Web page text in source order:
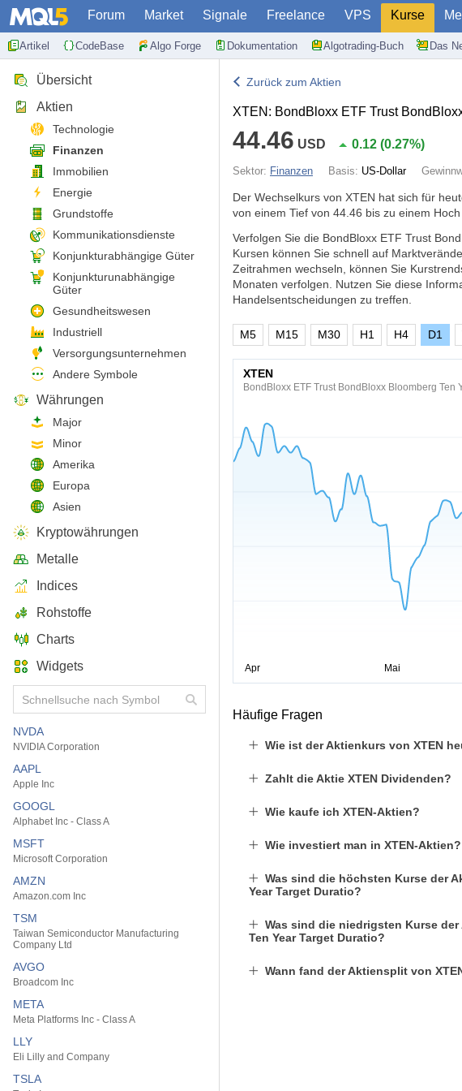
Forum Market Signale Freelance VPS Kurse
Artikel CodeBase Algo Forge Dokumentation Algotrading-Buch Das
Übersicht
Aktien
Technologie
Finanzen
Immobilien
Energie
Grundstoffe
Kommunikationsdienste
Konjunkturabhängige Güter
Konjunkturunabhängige
Güter
Gesundheitswesen
Industriell
Versorgungsunternehmen
Andere Symbole
Währungen
Major
Minor
Amerika
Europa
Asien
Kryptowährungen
Metalle
Indices
Rohstoffe
Charts
Widgets
NVDA
NVIDIA Corporation
AAPL
Apple Inc
GOOGL
Alphabet Inc - Class A
MSFT
Microsoft Corporation
AMZN
Amazon.com Inc
TSM
Taiwan Semiconductor Manufacturing
Company Ltd
AVGO
Broadcom Inc
META
Meta Platforms Inc - Class A
LLY
Eli Lilly and Company
TSLA
Zurück zum Aktien
XTEN: BondBloxx ETF Trust
44.46 USD 0.12 (0.27%)
Sektor: Finanzen Basis: US-Dollar
Der Wechselkurs von XTEN hat sich für
von einem Tief von 44.46 bis zu einem
Verfolgen Sie die BondBloxx ETF Trust
Kursen können Sie schnell auf
Zeitrahmen wechseln, können Sie
Monaten verfolgen. Nutzen Sie diese
Handelsentscheidungen zu treffen.
M5 M15 M30 H1 H4 D1
XTEN
BondBloxx ETF Trust BondBloxx Bloomberg Ten
Häufige Fragen
Wie ist der Aktienkurs von XTEN
Zahlt die Aktie XTEN Dividenden?
Wie kaufe ich XTEN-Aktien?
Wie investiert man in XTEN-Aktien?
Was sind die höchsten Kurse der
Year Target Duratio?
Was sind die niedrigsten Kurse
Ten Year Target Duratio?
Wann fand der Aktiensplit von